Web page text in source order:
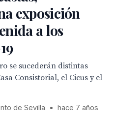
exposición
a los
se sucederán distintas
Consistorial, el Cicus y el
de Sevilla • hace 7 años